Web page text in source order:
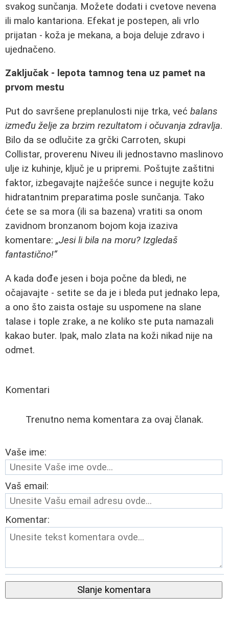
svakog sunčanja. Možete dodati i cvetove nevena
ili malo kantariona. Efekat je postepen, ali vrlo
prijatan - koža je mekana, a boja deluje zdravo i
ujednačeno.
Zaključak - lepota tamnog tena uz pamet na
prvom mestu
Put do savršene preplanulosti nije trka, već balans
između želje za brzim rezultatom i očuvanja zdravlja.
Bilo da se odlučite za grčki Carroten, skupi
Collistar, proverenu Niveu ili jednostavno maslinovo
ulje iz kuhinje, ključ je u pripremi. Poštujte zaštitni
faktor, izbegavajte najžešće sunce i negujte kožu
hidratantnim preparatima posle sunčanja. Tako
ćete se sa mora (ili sa bazena) vratiti sa onom
zavidnom bronzanom bojom koja izaziva
komentare: „Jesi li bila na moru? Izgledaš
fantastično!“
A kada dođe jesen i boja počne da bledi, ne
očajavajte - setite se da je i bleda put jednako lepa,
a ono što zaista ostaje su uspomene na slane
talase i tople zrake, a ne koliko ste puta namazali
kakao buter. Ipak, malo zlata na koži nikad nije na
odmet.
Komentari
Trenutno nema komentara za ovaj članak.
Vaše ime:
Vaš email:
Komentar:
Slanje komentara